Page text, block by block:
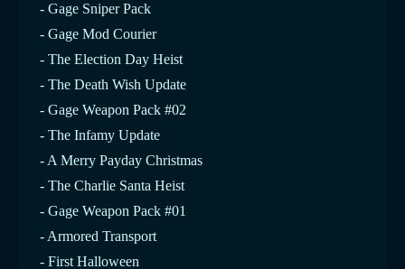
- Gage Sniper Pack
- Gage Mod Courier
- The Election Day Heist
- The Death Wish Update
- Gage Weapon Pack #02
- The Infamy Update
- A Merry Payday Christmas
- The Charlie Santa Heist
- Gage Weapon Pack #01
- Armored Transport
- First Halloween